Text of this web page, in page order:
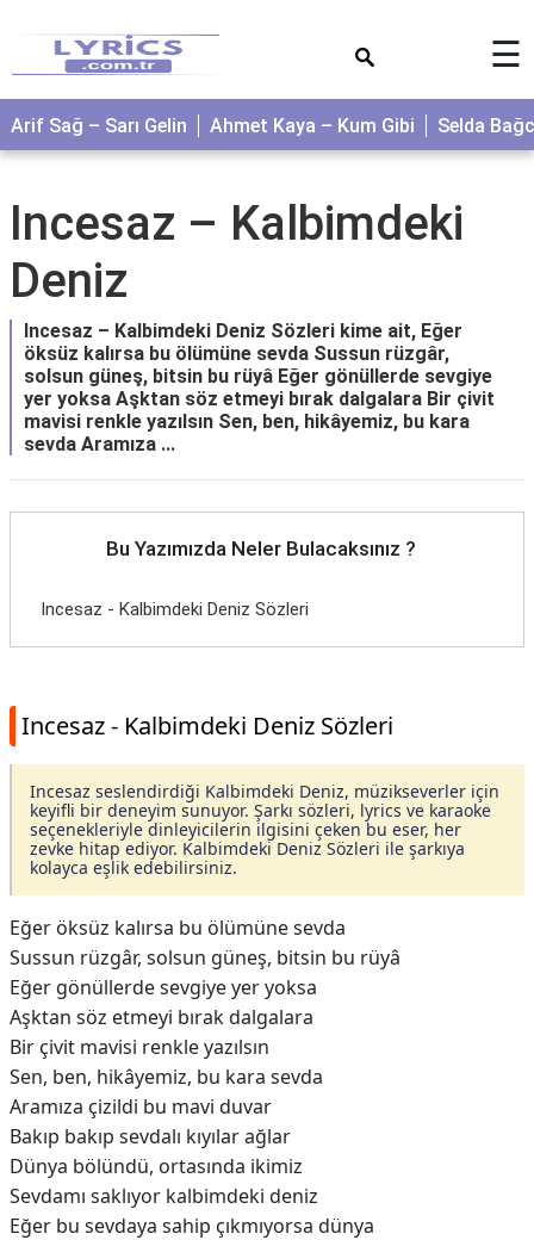
☰
Arif Sağ – Sarı Gelin Ahmet Kaya – Kum Gibi Selda
Incesaz – Kalbimdeki
Deniz
Incesaz – Kalbimdeki Deniz Sözleri kime ait, Eğer
öksüz kalırsa bu ölümüne sevda Sussun rüzgâr,
solsun güneş, bitsin bu rüyâ Eğer gönüllerde sevgiye
yer yoksa Aşktan söz etmeyi bırak dalgalara Bir çivit
mavisi renkle yazılsın Sen, ben, hikâyemiz, bu kara
sevda Aramıza ...
Bu Yazımızda Neler Bulacaksınız ?
Incesaz - Kalbimdeki Deniz Sözleri
Incesaz - Kalbimdeki Deniz Sözleri
Incesaz seslendirdiği Kalbimdeki Deniz, müzikseverler için
keyifli bir deneyim sunuyor. Şarkı sözleri, lyrics ve karaoke
seçenekleriyle dinleyicilerin ilgisini çeken bu eser, her
zevke hitap ediyor. Kalbimdeki Deniz Sözleri ile şarkıya
kolayca eşlik edebilirsiniz.
Eğer öksüz kalırsa bu ölümüne sevda
Sussun rüzgâr, solsun güneş, bitsin bu rüyâ
Eğer gönüllerde sevgiye yer yoksa
Aşktan söz etmeyi bırak dalgalara
Bir çivit mavisi renkle yazılsın
Sen, ben, hikâyemiz, bu kara sevda
Aramıza çizildi bu mavi duvar
Bakıp bakıp sevdalı kıyılar ağlar
Dünya bölündü, ortasında ikimiz
Sevdamı saklıyor kalbimdeki deniz
Eğer bu sevdaya sahip çıkmıyorsa dünya